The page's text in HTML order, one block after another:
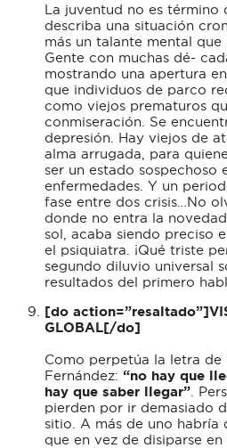
La juventud no es término
describa una situación
más un talante mental que
Gente con muchas dé-
mostrando una apertura
que individuos de parco
como viejos prematuros
conmiseración. Se
depresión. Hay viejos de
alma arrugada, para
ser un estado sospechoso
enfermedades. Y un
fase entre dos crisis…No
donde no entra la
sol, acaba siendo preciso
el psiquiatra. ¡Qué triste
segundo diluvio universal
resultados del primero
[do
GLOBAL[/do]
Como perpetúa la letra de
Fernández: “no hay que
hay que saber llegar” .
pierden por ir demasiado
sitio. A más de uno habría
que en vez de disiparse